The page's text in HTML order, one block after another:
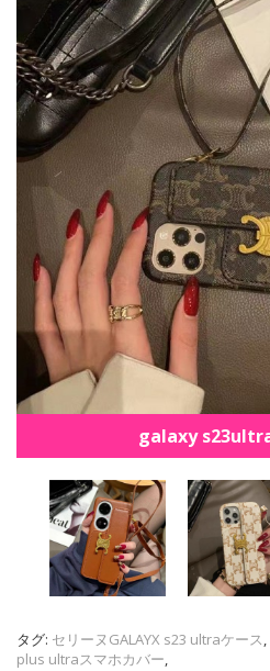
galaxy
タグ: セリーヌGALAYX s23 ultraケース,
plus ultraスマホカバー,